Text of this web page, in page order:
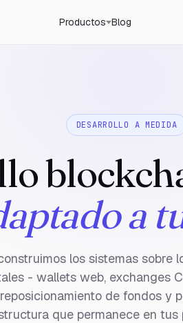
Productos Blog
DESARROLLO A MEDIDA
a
los sistemas sobre
- wallets web, exchanges
de fondos y
que permanece en tus